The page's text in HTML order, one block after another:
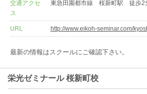
交通アクセ
ス
東急田園都市線 桜新町駅 徒歩2
URL http://www.eikoh-seminar.com/
最新の情報はスクールにご確認下さい。
栄光ゼミナール 桜新町校